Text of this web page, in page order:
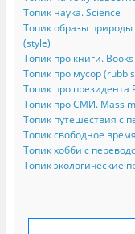
Топик наука. Science
Топик образы
(style)
Топик про книги. Books
Топик про мусор
Топик про
Топик про СМИ. Mass
Топик путешествия с
Топик свободное
Топик хобби с
Топик экологические